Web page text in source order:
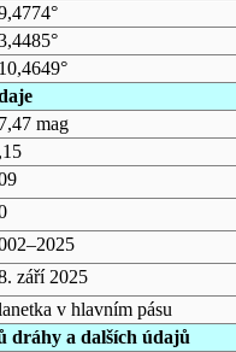
mag
září 2025
v hlavním pásu
dráhy a dalších údajů